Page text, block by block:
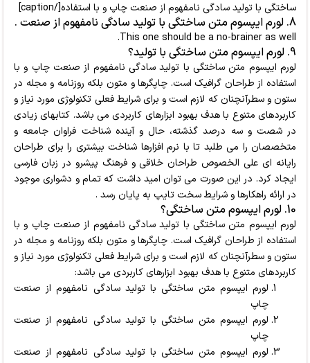
ساختگی با تولید سادگی نامفهوم از صنعت چاپ و با استفاده[/caption]
8. لورم ایپسوم متن ساختگی با تولید سادگی نامفهوم از صنعت .
This one should be a no-brainer as well.
9. لورم ایپسوم متن ساختگی با تولید؟
لورم ایپسوم متن ساختگی با تولید سادگی نامفهوم از صنعت چاپ و با
استفاده از طراحان گرافیک است. چاپگرها و متون بلکه روزنامه و مجله در
ستون و سطرآنچنان که لازم است و برای شرایط فعلی تکنولوژی مورد نیاز و
کاربردهای متنوع با هدف بهبود ابزارهای کاربردی می باشد. کتابهای زیادی
در شصت و سه درصد گذشته، حال و آینده شناخت فراوان جامعه و
متخصصان را می طلبد تا با نرم افزارها شناخت بیشتری را برای طراحان
رایانه ای علی الخصوص طراحان خلاقی و فرهنگ پیشرو در زبان فارسی
ایجاد کرد. در این صورت می توان امید داشت که تمام و دشواری موجود
در ارائه راهکارها و شرایط سخت تایپ به پایان رسد .
10. لورم ایپسوم متن ساختگی؟
لورم ایپسوم متن ساختگی با تولید سادگی نامفهوم از صنعت چاپ و با
استفاده از طراحان گرافیک است. چاپگرها و متون بلکه روزنامه و مجله در
ستون و سطرآنچنان که لازم است و برای شرایط فعلی تکنولوژی مورد نیاز و
کاربردهای متنوع با هدف بهبود ابزارهای کاربردی می باشد:
لورم ایپسوم متن ساختگی با تولید سادگی نامفهوم از صنعت
چاپ
لورم ایپسوم متن ساختگی با تولید سادگی نامفهوم از صنعت
چاپ
لورم ایپسوم متن ساختگی با تولید سادگی نامفهوم از صنعت